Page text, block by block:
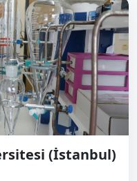
(İstanbul)